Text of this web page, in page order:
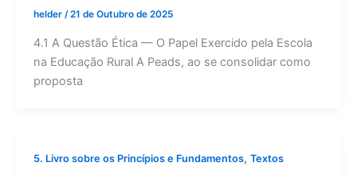
helder /21 de Outubro de 2025
4.1 A Questão Ética — O Papel Exercido pela Escola
na Educação Rural A Peads, ao se consolidar como
proposta
5. Livro sobre os Princípios e Fundamentos, Textos